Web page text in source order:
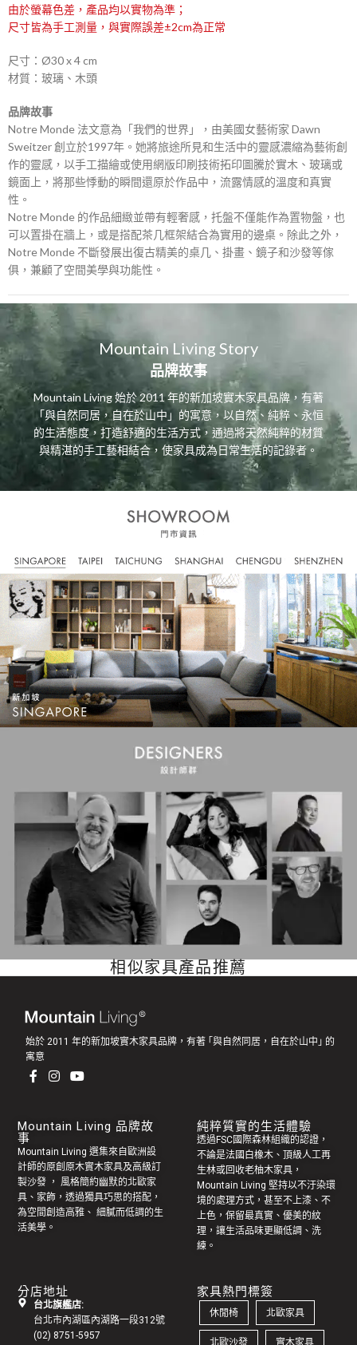
由於螢幕色差，產品均以實物為準；
尺寸皆為手工測量，與實際誤差±2cm為正常
尺寸：Ø30 x 4 cm
材質：玻璃、木頭
品牌故事
Notre Monde 法文意為「我們的世界」，由美國女藝術家 Dawn
Sweitzer 創立於1997年。她將旅途所見和生活中的靈感濃縮為藝術創
作的靈感，以手工描繪或使用網版印刷技術拓印圖騰於實木、玻璃或
鏡面上，將那些悸動的瞬間還原於作品中，流露情感的溫度和真實
性。
Notre Monde 的作品細緻並帶有輕奢感，托盤不僅能作為置物盤，也
可以置掛在牆上，或是搭配茶几框架結合為實用的邊桌。除此之外，
Notre Monde 不斷發展出復古精美的桌几、掛畫、鏡子和沙發等傢
俱，兼顧了空間美學與功能性。
Mountain Living Story
品牌故事
Mountain Living 始於 2011 年的新加坡實木家具品牌，有著
「與自然同居，自在於山中」的寓意，以自然、純粹、永恒
的生活態度，打造舒適的生活方式，通過將天然純粹的材質
與精湛的手工藝相結合，使家具成為日常生活的記錄者。
相似家具產品推薦
始於 2011 年的新加坡實木家具品牌，有著 ｢與自然同居，自在於山中｣ 的
寓意
Mountain Living 品牌故
事
Mountain Living 選集來自歐洲設
計師的原創 原木實木家具及高級訂
製沙發 ， 風格簡約幽默的北歐家
具 、家飾，透過獨具巧思的搭配，
為空間創造高雅、 細膩而低調的生
活美學。
純粹質實的生活體驗
透過FSC國際森林組織的認證，
不論是法國白橡木、頂級人工再
生林或回收老柚木家具 ，
Mountain Living 堅持以不汙染環
境的處理方式，甚至不上漆、不
上色，保留最真實、優美的紋
理，讓生活品味更顯低調、洗
練。
分店地址
台北旗艦店:
台北市內湖區內湖路一段312號
(02) 8751-5957
家具熱門標簽
休閒椅 北歐家具
北歐沙發 實木家具